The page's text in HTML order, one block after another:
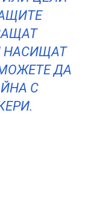
НАСИЩАТ
ДА
С